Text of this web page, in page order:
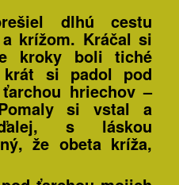
dlhú cestu
krížom. Kráčal si
kroky boli tiché
si padol pod
hriechov –
si vstal a
s láskou
že obeta kríža,